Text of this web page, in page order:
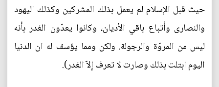
حيث قبل الإسلام لم يعمل بذلك المشركين وكذلك اليهود
والنصارى وأتباع باقي الأديان، وكانوا يعدّون الغدر بأنه
ليس من المروّة والرجولة. ولكن ومما يؤسف له ان الدنيا
اليوم ابتلت بذلك وصارت لا تعرف إلاّ الغدر).